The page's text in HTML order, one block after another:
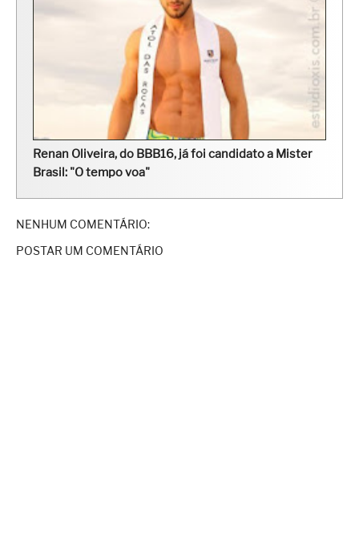
Renan Oliveira, do BBB16, já foi candidato a Mister
Brasil: "O tempo voa"
NENHUM COMENTÁRIO:
POSTAR UM COMENTÁRIO